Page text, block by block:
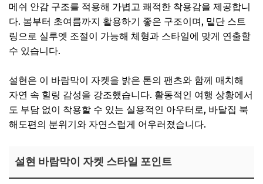
메쉬 안감 구조를 적용해 가볍고 쾌적한 착용감을 제공합니
다. 봄부터 초여름까지 활용하기 좋은 구조이며, 밑단 스트
링으로 실루엣 조절이 가능해 체형과 스타일에 맞게 연출할
수 있습니다.
설현은 이 바람막이 자켓을 밝은 톤의 팬츠와 함께 매치해
자연 속 힐링 감성을 강조했습니다. 활동적인 여행 상황에서
도 부담 없이 착용할 수 있는 실용적인 아우터로, 바달집 북
해도편의 분위기와 자연스럽게 어우러졌습니다.
설현 바람막이 자켓 스타일 포인트